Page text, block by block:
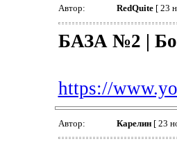
Автор: RedQuite[ 23
БАЗА №2 |
https://
Автор: Карелин[ 23